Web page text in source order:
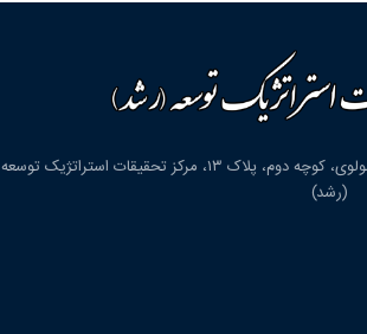
قم، شهرک پردیسان، بلوار دانشگاه، بلوار شهید مولوی، کوچه دوم، پلاک ۱۳، مرکز تحقیقات استراتژیک توسعه
(رشد)